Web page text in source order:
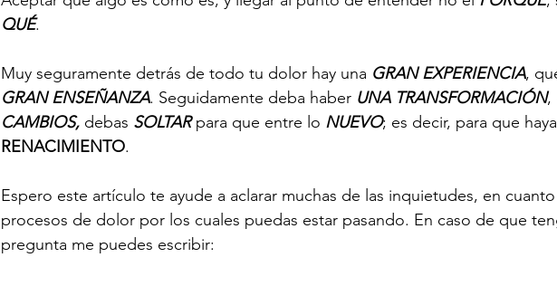
QUÉ.
Muy seguramente detrás de todo tu dolor hay una GRAN EXPERIENCIA,
GRAN ENSEÑANZA. Seguidamente deba haber UNA TRANSFORMACIÓN,
CAMBIOS, debas SOLTAR para que entre lo NUEVO; es decir, para que
RENACIMIENTO.
Espero este artículo te ayude a aclarar muchas de las inquietudes, en
procesos de dolor por los cuales puedas estar pasando. En caso de que
pregunta me puedes escribir: